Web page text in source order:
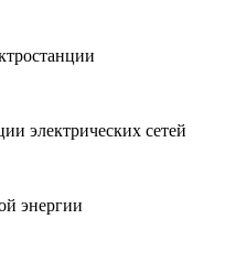
электрических сетей
энергии